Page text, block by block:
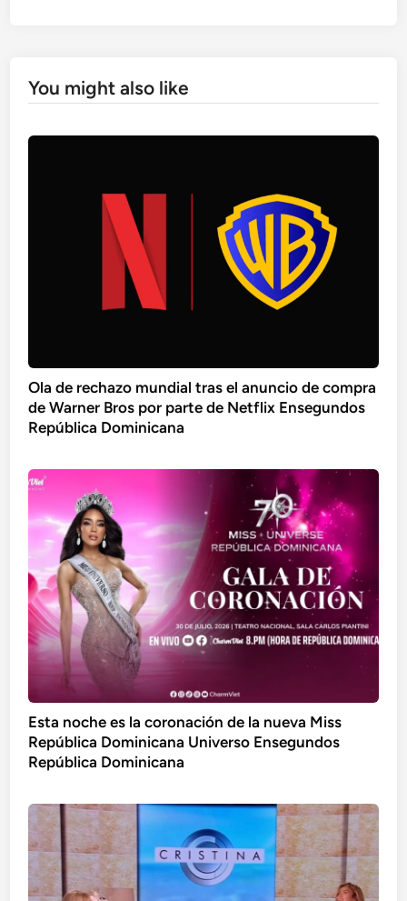
You might also like
Ola de rechazo mundial tras el anuncio de compra
de Warner Bros por parte de Netflix Ensegundos
República Dominicana
Esta noche es la coronación de la nueva Miss
República Dominicana Universo Ensegundos
República Dominicana